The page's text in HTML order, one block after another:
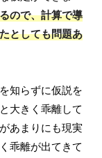
ので、計算で導
としても問題あ
知らずに仮説を
大きく乖離して
あまりにも現実
乖離が出てきて